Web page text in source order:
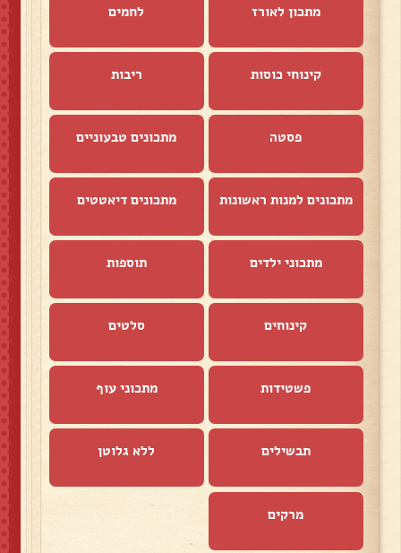
מתכון לאורז לחמים
קינוחי כוסות ריבות
פסטה מתכונים טבעוניים
מתכונים למנות ראשונות מתכונים דיאטטים
מתכוני ילדים תוספות
קינוחים סלטים
פשטידות מתכוני עוף
תבשילים ללא גלוטן
מרקים